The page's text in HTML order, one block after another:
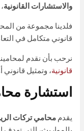
والاستشارات القانونية
فلدينا مجموعة من
قانوني متكامل في
نرحب بأن نقدم
قانونية، وتمثيل قانوني
استشارة
يقدممحامي تركات